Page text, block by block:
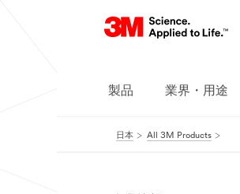
製品 業界・用途
日本 All 3M Products